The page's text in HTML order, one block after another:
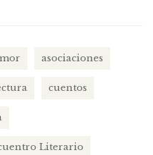
asociaciones
cuentos
Literario